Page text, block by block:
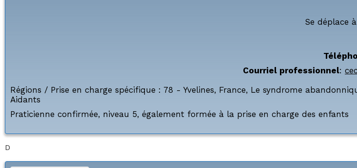
Se déplace
Courriel professionnel:
Régions / Prise en charge spécifique : 78 - Yvelines, France, Le syndrome
Aidants
Praticienne confirmée, niveau 5, également formée à la prise en charge des enfants
D